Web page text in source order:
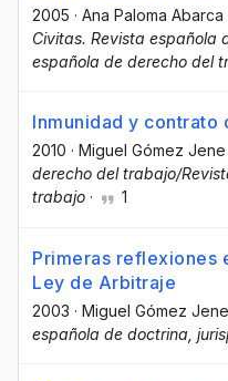
2005 · Ana Paloma
Civitas. Revista española
española de derecho del
Inmunidad y contrato
2010 · Miguel Gómez Jene
derecho del trabajo/
trabajo · 1
Primeras reflexiones
Ley de Arbitraje
2003 · Miguel Gómez Jene
española de doctrina,